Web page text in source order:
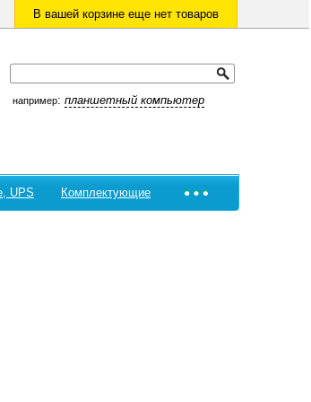
В вашей корзине еще нет товаров
например: планшетный компьютер
UPS Комплектующие